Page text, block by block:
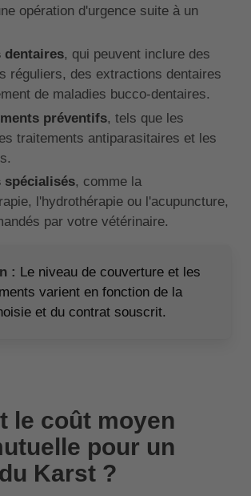
opération d'urgence suite à un
dentaires, qui peuvent inclure des
réguliers, des extractions dentaires
de maladies bucco-dentaires.
préventifs, tels que les
traitements antiparasitaires et les
spécialisés, comme la
l'hydrothérapie ou l'acupuncture,
par votre vétérinaire.
: Le niveau de couverture et les
varient en fonction de la
et du contrat souscrit.
le coût moyen
pour un
Karst ?